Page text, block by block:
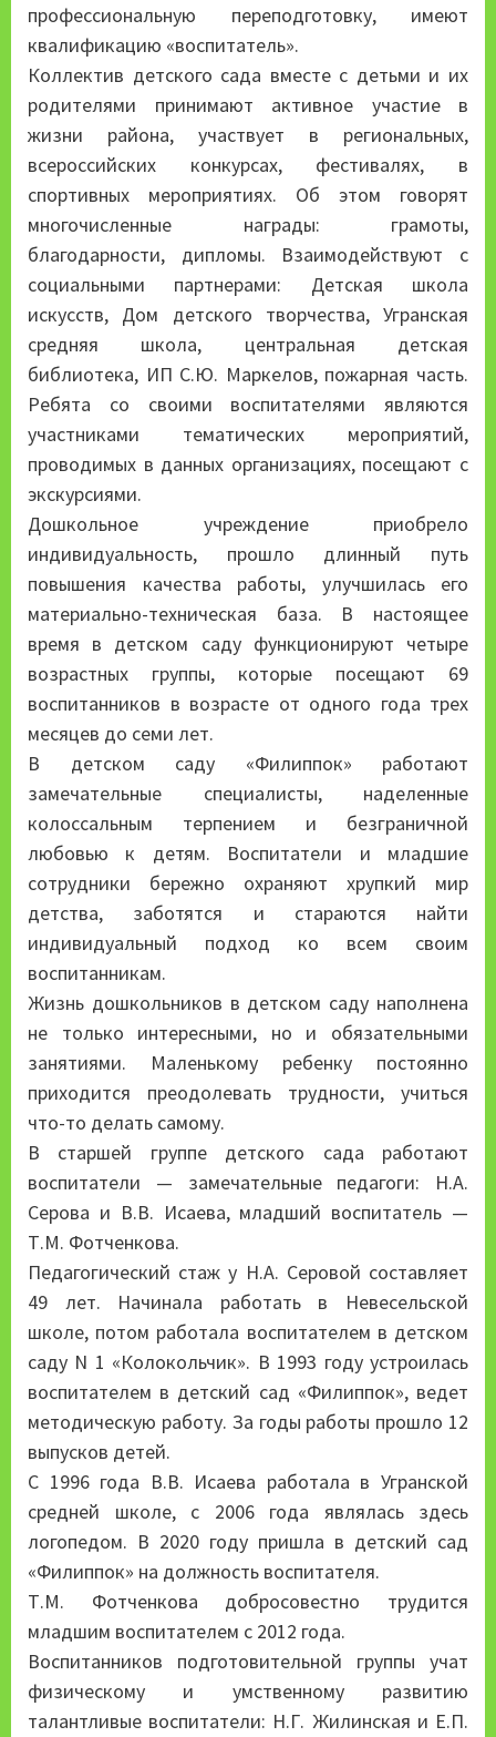
профессиональную переподготовку, имеют
квалификацию «воспитатель».
Коллектив детского сада вместе с детьми и их
родителями принимают активное участие в
жизни района, участвует в региональных,
всероссийских конкурсах, фестивалях, в
спортивных мероприятиях. Об этом говорят
многочисленные награды: грамоты,
благодарности, дипломы. Взаимодействуют с
социальными партнерами: Детская школа
искусств, Дом детского творчества, Угранская
средняя школа, центральная детская
библиотека, ИП С.Ю. Маркелов, пожарная часть.
Ребята со своими воспитателями являются
участниками тематических мероприятий,
проводимых в данных организациях, посещают с
экскурсиями.
Дошкольное учреждение приобрело
индивидуальность, прошло длинный путь
повышения качества работы, улучшилась его
материально-техническая база. В настоящее
время в детском саду функционируют четыре
возрастных группы, которые посещают 69
воспитанников в возрасте от одного года трех
месяцев до семи лет.
В детском саду «Филиппок» работают
замечательные специалисты, наделенные
колоссальным терпением и безграничной
любовью к детям. Воспитатели и младшие
сотрудники бережно охраняют хрупкий мир
детства, заботятся и стараются найти
индивидуальный подход ко всем своим
воспитанникам.
Жизнь дошкольников в детском саду наполнена
не только интересными, но и обязательными
занятиями. Маленькому ребенку постоянно
приходится преодолевать трудности, учиться
что-то делать самому.
В старшей группе детского сада работают
воспитатели — замечательные педагоги: Н.А.
Серова и В.В. Исаева, младший воспитатель —
Т.М. Фотченкова.
Педагогический стаж у Н.А. Серовой составляет
49 лет. Начинала работать в Невесельской
школе, потом работала воспитателем в детском
саду N 1 «Колокольчик». В 1993 году устроилась
воспитателем в детский сад «Филиппок», ведет
методическую работу. За годы работы прошло 12
выпусков детей.
С 1996 года В.В. Исаева работала в Угранской
средней школе, с 2006 года являлась здесь
логопедом. В 2020 году пришла в детский сад
«Филиппок» на должность воспитателя.
Т.М. Фотченкова добросовестно трудится
младшим воспитателем с 2012 года.
Воспитанников подготовительной группы учат
физическому и умственному развитию
талантливые воспитатели: Н.Г. Жилинская и Е.П.